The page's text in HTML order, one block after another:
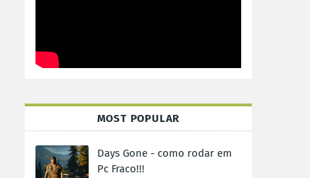
MOST POPULAR
Days Gone - como rodar em
Pc Fraco!!!